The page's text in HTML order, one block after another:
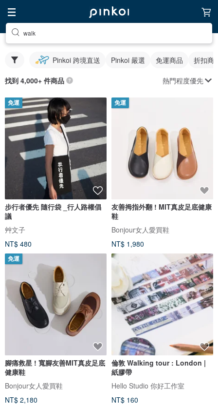
walk
Pinkoi 跨境直送 Pinkoi 嚴選 免運商品 折扣商
找到 4,000+ 件商品 熱門程度優先
免運
步行者優先 隨行袋 _行人路權倡
議
艸文子
NT$ 480
免運
友善拇指外翻 ! MIT真皮足底健康
鞋
Bonjour女人愛買鞋
NT$ 1,980
免運
腳痛救星 ! 寬腳友善MIT真皮足底
健康鞋
Bonjour女人愛買鞋
NT$ 2,180
倫敦 Walking tour : London |
紙膠帶
Hello Studio 你好工作室
NT$ 160